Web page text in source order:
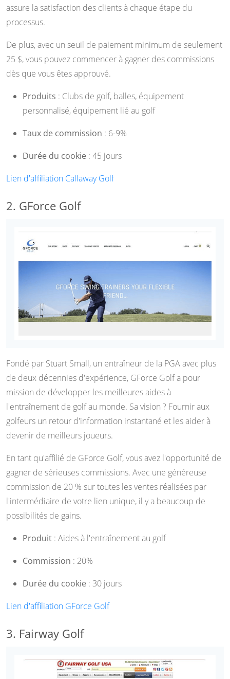
assure la satisfaction des clients à chaque étape du
processus.
De plus, avec un seuil de paiement minimum de seulement
25 $, vous pouvez commencer à gagner des commissions
dès que vous êtes approuvé.
Produits : Clubs de golf, balles, équipement
personnalisé, équipement lié au golf
Taux de commission : 6-9%
Durée du cookie : 45 jours
Lien d'affiliation Callaway Golf
2. GForce Golf
Fondé par Stuart Small, un entraîneur de la PGA avec plus
de deux décennies d'expérience, GForce Golf a pour
mission de développer les meilleures aides à
l'entraînement de golf au monde. Sa vision ? Fournir aux
golfeurs un retour d'information instantané et les aider à
devenir de meilleurs joueurs.
En tant qu'affilié de GForce Golf, vous avez l'opportunité de
gagner de sérieuses commissions. Avec une généreuse
commission de 20 % sur toutes les ventes réalisées par
l'intermédiaire de votre lien unique, il y a beaucoup de
possibilités de gains.
Produit : Aides à l'entraînement au golf
Commission : 20%
Durée du cookie : 30 jours
Lien d'affiliation GForce Golf
3. Fairway Golf